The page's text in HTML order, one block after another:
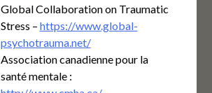
Global Collaboration on Traumatic
Stress – https://www.global-
psychotrauma.net/
Association canadienne pour la
santé mentale :